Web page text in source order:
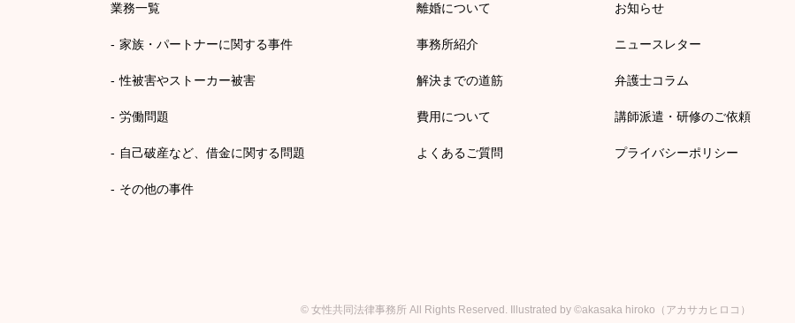
業務一覧
家族・パートナーに関する事件
性被害やストーカー被害
労働問題
自己破産など、借金に関する問題
その他の事件
離婚について
事務所紹介
解決までの道筋
費用について
よくあるご質問
お知らせ
ニュースレター
弁護士コラム
講師派遣・研修のご依頼
プライバシーポリシー
© 女性共同法律事務所 All Rights Reserved. Illustrated by ©akasaka hiroko（アカサカヒロコ）